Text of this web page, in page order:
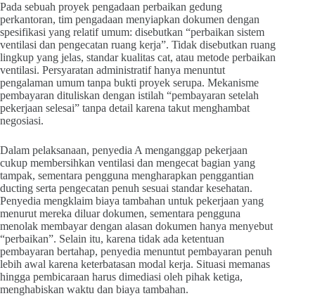
Pada sebuah proyek pengadaan perbaikan gedung
perkantoran, tim pengadaan menyiapkan dokumen dengan
spesifikasi yang relatif umum: disebutkan “perbaikan sistem
ventilasi dan pengecatan ruang kerja”. Tidak disebutkan ruang
lingkup yang jelas, standar kualitas cat, atau metode perbaikan
ventilasi. Persyaratan administratif hanya menuntut
pengalaman umum tanpa bukti proyek serupa. Mekanisme
pembayaran dituliskan dengan istilah “pembayaran setelah
pekerjaan selesai” tanpa detail karena takut menghambat
negosiasi.
Dalam pelaksanaan, penyedia A menganggap pekerjaan
cukup membersihkan ventilasi dan mengecat bagian yang
tampak, sementara pengguna mengharapkan penggantian
ducting serta pengecatan penuh sesuai standar kesehatan.
Penyedia mengklaim biaya tambahan untuk pekerjaan yang
menurut mereka diluar dokumen, sementara pengguna
menolak membayar dengan alasan dokumen hanya menyebut
“perbaikan”. Selain itu, karena tidak ada ketentuan
pembayaran bertahap, penyedia menuntut pembayaran penuh
lebih awal karena keterbatasan modal kerja. Situasi memanas
hingga pembicaraan harus dimediasi oleh pihak ketiga,
menghabiskan waktu dan biaya tambahan.